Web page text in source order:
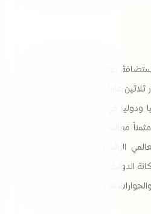
دولة قطر للقمة العالمية
ثلاثين عاماً على مؤتمر كوبنهاجن،
في دعم مسارات التنمية
معاليه الجهود المتميزة التي
الرائد والإعداد والتنظيم له
الدولية الرفيعة التي تحظى بها
الدولية المرتبطة بالتنمية